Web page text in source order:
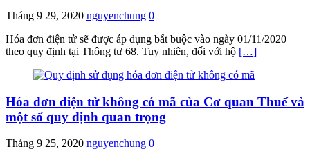
Tháng 9 29, 2020 nguyenchung 0
Hóa đơn điện tử sẽ được áp dụng bắt buộc vào ngày 01/11/2020
theo quy định tại Thông tư 68. Tuy nhiên, đối với hộ […]
Hóa đơn điện tử không có mã của Cơ quan Thuế và
một số quy định quan trọng
Tháng 9 25, 2020 nguyenchung 0